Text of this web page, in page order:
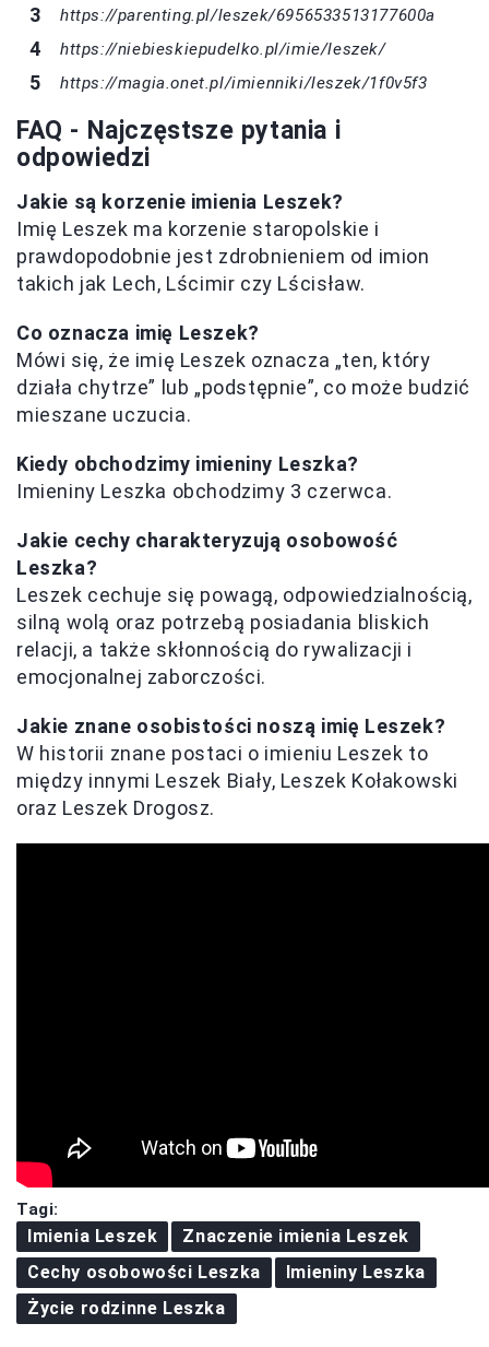
https://parenting.pl/leszek/6956533513177600a
https://niebieskiepudelko.pl/imie/leszek/
https://magia.onet.pl/imienniki/leszek/1f0v5f3
FAQ - Najczęstsze pytania i
odpowiedzi
Jakie są korzenie imienia Leszek?
Imię Leszek ma korzenie staropolskie i
prawdopodobnie jest zdrobnieniem od imion
takich jak Lech, Lścimir czy Lścisław.
Co oznacza imię Leszek?
Mówi się, że imię Leszek oznacza „ten, który
działa chytrze” lub „podstępnie”, co może budzić
mieszane uczucia.
Kiedy obchodzimy imieniny Leszka?
Imieniny Leszka obchodzimy 3 czerwca.
Jakie cechy charakteryzują osobowość
Leszka?
Leszek cechuje się powagą, odpowiedzialnością,
silną wolą oraz potrzebą posiadania bliskich
relacji, a także skłonnością do rywalizacji i
emocjonalnej zaborczości.
Jakie znane osobistości noszą imię Leszek?
W historii znane postaci o imieniu Leszek to
między innymi Leszek Biały, Leszek Kołakowski
oraz Leszek Drogosz.
Tagi:
Imienia Leszek
Znaczenie imienia Leszek
Cechy osobowości Leszka
Imieniny Leszka
Życie rodzinne Leszka